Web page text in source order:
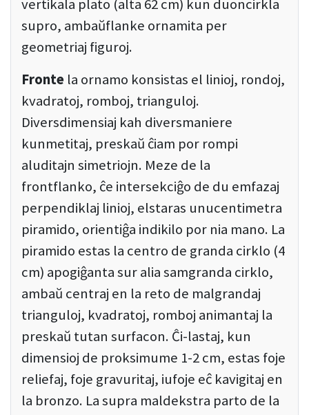
vertikala plato (alta 62 cm) kun duoncirkla
supro, ambaŭflanke ornamita per
geometriaj figuroj.
Fronte la ornamo konsistas el linioj, rondoj,
kvadratoj, romboj, trianguloj.
Diversdimensiaj kah diversmaniere
kunmetitaj, preskaŭ ĉiam por rompi
aluditajn simetriojn. Meze de la
frontflanko, ĉe intersekciĝo de du emfazaj
perpendiklaj linioj, elstaras unucentimetra
piramido, orientiĝa indikilo por nia mano. La
piramido estas la centro de granda cirklo (4
cm) apogiĝanta sur alia samgranda cirklo,
ambaŭ centraj en la reto de malgrandaj
trianguloj, kvadratoj, romboj animantaj la
preskaŭ tutan surfacon. Ĉi-lastaj, kun
dimensioj de proksimume 1-2 cm, estas foje
reliefaj, foje gravuritaj, iufoje eĉ kavigitaj en
la bronzo. La supra maldekstra parto de la